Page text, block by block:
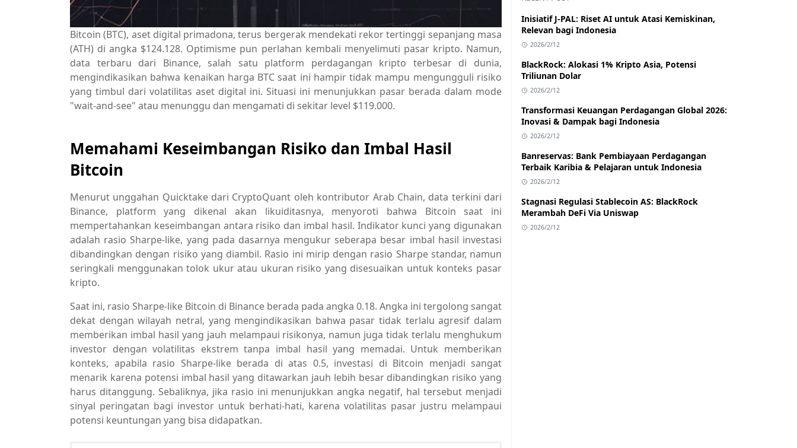
Bitcoin (BTC), aset digital primadona, terus bergerak mendekati rekor tertinggi sepanjang masa
(ATH) di angka $124.128. Optimisme pun perlahan kembali menyelimuti pasar kripto. Namun,
data terbaru dari Binance, salah satu platform perdagangan kripto terbesar di dunia,
mengindikasikan bahwa kenaikan harga BTC saat ini hampir tidak mampu mengungguli risiko
yang timbul dari volatilitas aset digital ini. Situasi ini menunjukkan pasar berada dalam mode
"wait-and-see" atau menunggu dan mengamati di sekitar level $119.000.
Memahami Keseimbangan Risiko dan Imbal Hasil
Bitcoin
Menurut unggahan Quicktake dari CryptoQuant oleh kontributor Arab Chain, data terkini dari
Binance, platform yang dikenal akan likuiditasnya, menyoroti bahwa Bitcoin saat ini
mempertahankan keseimbangan antara risiko dan imbal hasil. Indikator kunci yang digunakan
adalah rasio Sharpe-like, yang pada dasarnya mengukur seberapa besar imbal hasil investasi
dibandingkan dengan risiko yang diambil. Rasio ini mirip dengan rasio Sharpe standar, namun
seringkali menggunakan tolok ukur atau ukuran risiko yang disesuaikan untuk konteks pasar
kripto.
Saat ini, rasio Sharpe-like Bitcoin di Binance berada pada angka 0.18. Angka ini tergolong sangat
dekat dengan wilayah netral, yang mengindikasikan bahwa pasar tidak terlalu agresif dalam
memberikan imbal hasil yang jauh melampaui risikonya, namun juga tidak terlalu menghukum
investor dengan volatilitas ekstrem tanpa imbal hasil yang memadai. Untuk memberikan
konteks, apabila rasio Sharpe-like berada di atas 0.5, investasi di Bitcoin menjadi sangat
menarik karena potensi imbal hasil yang ditawarkan jauh lebih besar dibandingkan risiko yang
harus ditanggung. Sebaliknya, jika rasio ini menunjukkan angka negatif, hal tersebut menjadi
sinyal peringatan bagi investor untuk berhati-hati, karena volatilitas pasar justru melampaui
potensi keuntungan yang bisa didapatkan.
Inisiatif J-PAL: Riset AI untuk Atasi Kemiskinan,
Relevan bagi Indonesia
2026/2/12
BlackRock: Alokasi 1% Kripto Asia, Potensi
Triliunan Dolar
2026/2/12
Transformasi Keuangan Perdagangan Global 2026:
Inovasi & Dampak bagi Indonesia
2026/2/12
Banreservas: Bank Pembiayaan Perdagangan
Terbaik Karibia & Pelajaran untuk Indonesia
2026/2/12
Stagnasi Regulasi Stablecoin AS: BlackRock
Merambah DeFi Via Uniswap
2026/2/12